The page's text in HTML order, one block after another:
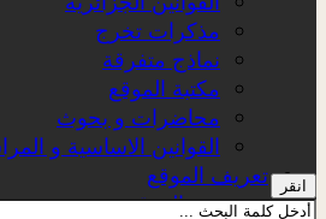
مذكرات تخرج
نماذج متفرقة
مكتبة الموقع
محاضرات و بحوث
القوانين الاساسية و
تعريف الموقع
عن الموقع
انقر